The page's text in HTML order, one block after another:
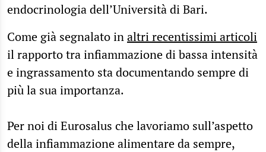
endocrinologia dell’Università di Bari.
Come già segnalato inaltri recentissimi articoli
il rapporto tra infiammazione di bassa intensità
e ingrassamento sta documentando sempre di
più la sua importanza.
Per noi di Eurosalus che lavoriamo sull’aspetto
della infiammazione alimentare da sempre,